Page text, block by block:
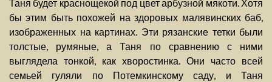
Таня будет краснощекой под цвет арбузной мякоти. Хотя
бы этим быть похожей на здоровых малявинских баб,
изображенных на картинах. Эти рязанские тетки были
толстые, румяные, а Таня по сравнению с ними
выглядела тонкой, как хворостинка. Они часто всей
семьей гуляли по Потемкинскому саду, и Таня